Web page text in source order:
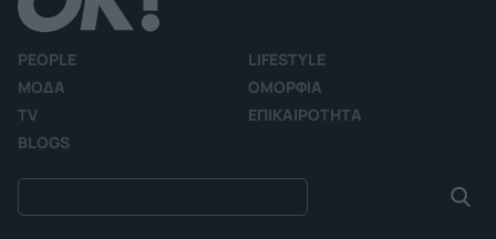
PEOPLE
LIFESTYLE
ΜΟΔΑ
ΟΜΟΡΦΙΑ
TV
ΕΠΙΚΑΙΡΟΤΗΤΑ
BLOGS